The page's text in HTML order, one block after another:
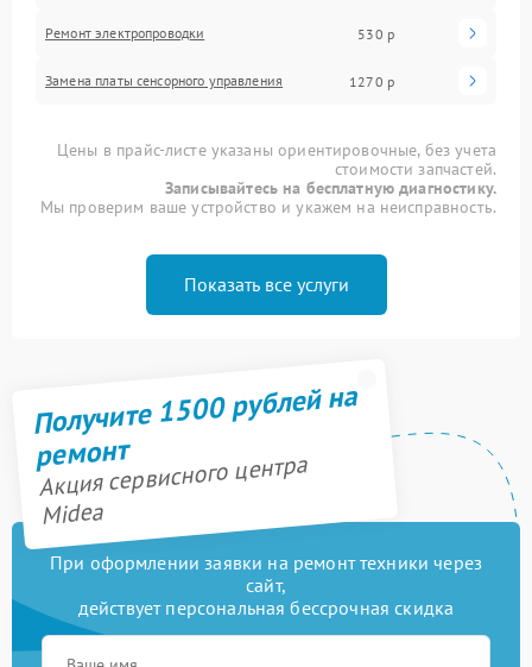
Ремонт электропроводки 530 р
Замена платы сенсорного управления 1270 р
Цены в прайс-листе указаны ориентировочные, без учета
стоимости запчастей.
Записывайтесь на бесплатную диагностику.
Мы проверим ваше устройство и укажем на неисправность.
Показать все услуги
Получите 1500 рублей на
ремонт
Акция сервисного центра
Midea
При оформлении заявки на ремонт техники через
сайт,
действует персональная бессрочная скидка